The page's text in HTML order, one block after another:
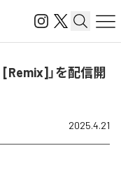
」を配信開
2025.4.21